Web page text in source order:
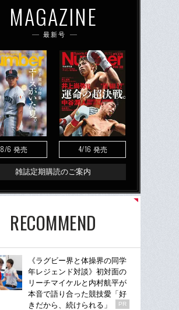
MAGAZINE
最新号
8/6 発売 4/16 発売
雑誌定期購読のご案内
RECOMMEND
《ラグビー界と体操界の同学
年レジェンド対談》初対面の
リーチマイケルと内村航平が
本音で語り合った競技愛「好
きだから、続けられる」
PR